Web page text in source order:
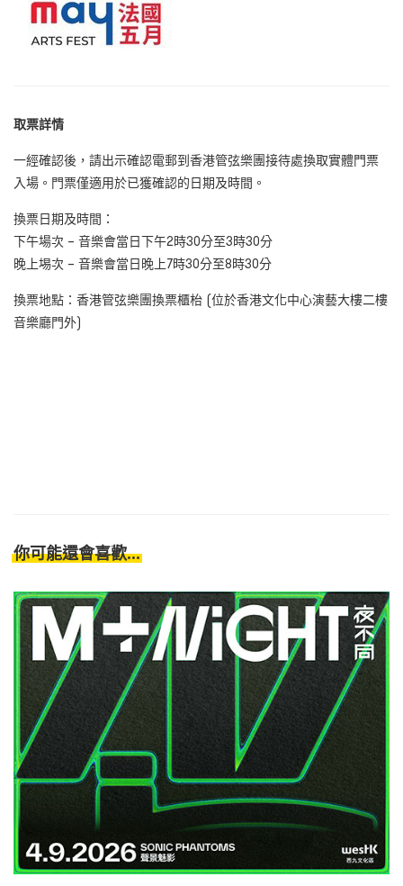
取票詳情
一經確認後，請出示確認電郵到香港管弦樂團接待處換取實體門票
入場。門票僅適用於已獲確認的日期及時間。
換票日期及時間：
下午場次 – 音樂會當日下午2時30分至3時30分
晚上埸次 – 音樂會當日晚上7時30分至8時30分
換票地點：香港管弦樂團換票櫃枱 (位於香港文化中心演藝大樓二樓
音樂廳門外)
你可能還會喜歡...